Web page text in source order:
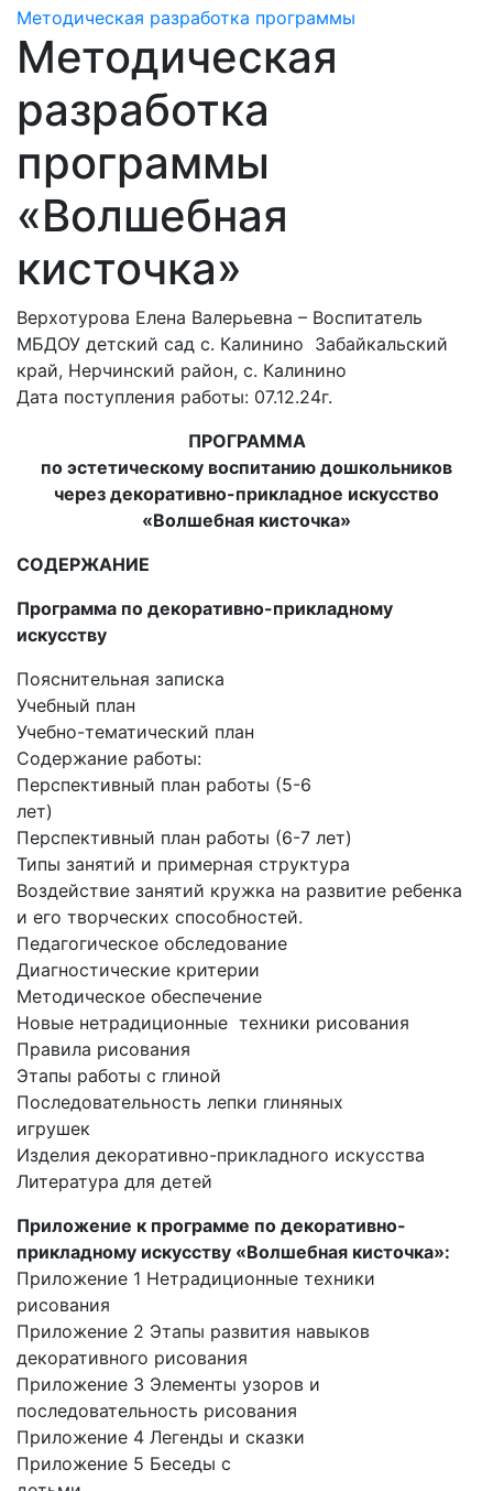
Методическая разработка программы
Методическая
разработка
программы
«Волшебная
кисточка»
Верхотурова Елена Валерьевна – Воспитатель
МБДОУ детский сад с. Калинино Забайкальский
край, Нерчинский район, с. Калинино
Дата поступления работы: 07.12.24г.
ПРОГРАММА
по эстетическому воспитанию дошкольников
через декоративно-прикладное искусство
«Волшебная кисточка»
СОДЕРЖАНИЕ
Программа по декоративно-прикладному
искусству
Пояснительная записка
Учебный план
Учебно-тематический план
Содержание работы:
Перспективный план работы (5-6
лет)
Перспективный план работы (6-7 лет)
Типы занятий и примерная структура
Воздействие занятий кружка на развитие ребенка
и его творческих способностей.
Педагогическое обследование
Диагностические критерии
Методическое обеспечение
Новые нетрадиционные техники рисования
Правила рисования
Этапы работы с глиной
Последовательность лепки глиняных
игрушек
Изделия декоративно-прикладного искусства
Литература для детей
Приложение к программе по декоративно-
прикладному искусству «Волшебная кисточка»:
Приложение 1 Нетрадиционные техники
рисования
Приложение 2 Этапы развития навыков
декоративного рисования
Приложение 3 Элементы узоров и
последовательность рисования
Приложение 4 Легенды и сказки
Приложение 5 Беседы с